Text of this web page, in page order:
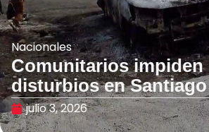
Nacionales
Comunitarios impiden
disturbios en
julio 3, 2026